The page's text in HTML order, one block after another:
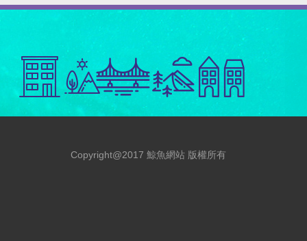
Copyright@2017 鯨魚網站 版權所有